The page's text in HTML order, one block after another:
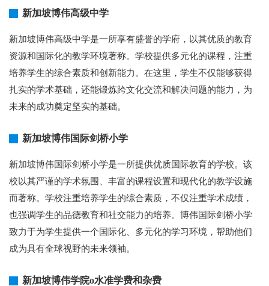
新加坡博伟高级中学
新加坡博伟高级中学是一所享有盛誉的学府，以其优质的教育
资源和国际化的教学环境著称。学校提供多元化的课程，注重
培养学生的综合素质和创新能力。在这里，学生不仅能够获得
扎实的学术基础，还能锻炼跨文化交流和解决问题的能力，为
未来的成功奠定坚实的基础。
新加坡博伟国际剑桥小学
新加坡博伟国际剑桥小学是一所提供优质国际教育的学校。该
校以其严谨的学术氛围、丰富的课程设置和现代化的教学设施
而著称。学校注重培养学生的综合素质，不仅注重学术成绩，
也强调学生的品德教育和社交能力的培养。博伟国际剑桥小学
致力于为学生提供一个国际化、多元化的学习环境，帮助他们
成为具有全球视野的未来领袖。
新加坡博伟学院o水准学费和杂费